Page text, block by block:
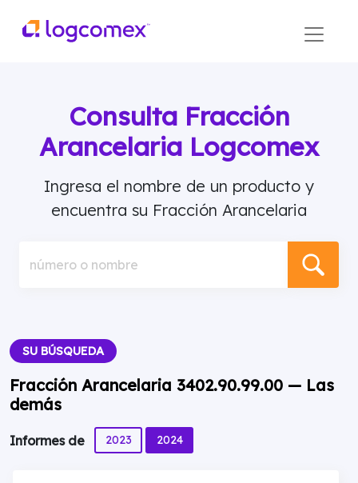
Consulta Fracción
Arancelaria Logcomex
Ingresa el nombre de un producto y
encuentra su Fracción Arancelaria
número o nombre
SU BÚSQUEDA
Fracción Arancelaria 3402.90.99.00 — Las
demás
Informes de 2023 2024